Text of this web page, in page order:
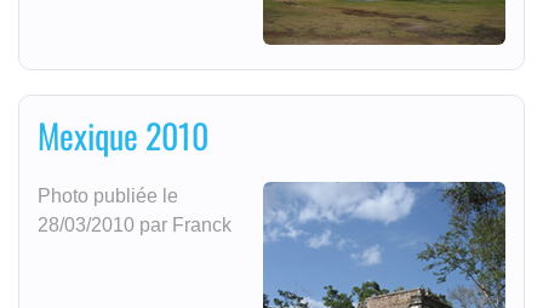
Mexique 2010
Photo publiée le
28/03/2010 par Franck